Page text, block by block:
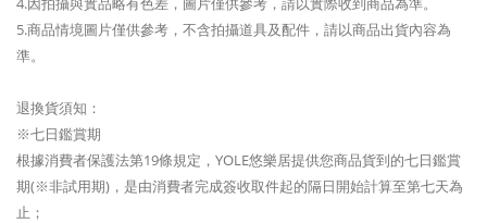
5.商品情境圖片僅供參考，不含拍攝道具及配件，請以商品出貨內容為
準。
退換貨須知：
※七日鑑賞期
根據消費者保護法第19條規定，YOLE悠樂居提供您商品貨到的七日鑑賞
期(※非試用期)，是由消費者完成簽收取件起的隔日開始計算至第七天為
止；